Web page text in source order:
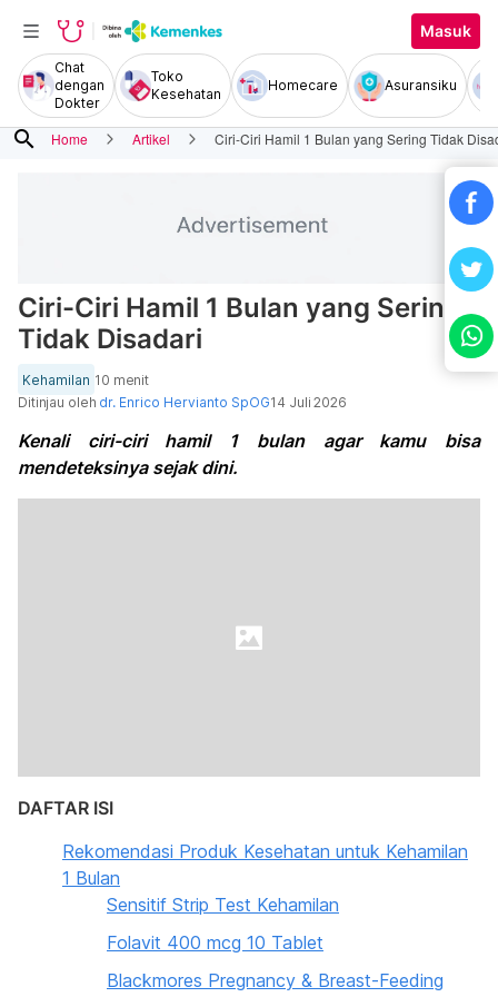
Masuk
Chat
dengan
Dokter
Toko
Kesehatan
Homecare Asuransiku
search Home Artikel Ciri-Ciri Hamil 1 Bulan yang Sering Tidak
Ciri-Ciri Hamil 1 Bulan yang Sering
Tidak Disadari
Kehamilan 10 menit
Ditinjau oleh dr. Enrico Hervianto SpOG14 Juli 2026
Kenali ciri-ciri hamil 1 bulan agar kamu bisa
mendeteksinya sejak dini.
DAFTAR ISI
Rekomendasi Produk Kesehatan untuk Kehamilan
1 Bulan
Sensitif Strip Test Kehamilan
Folavit 400 mcg 10 Tablet
Blackmores Pregnancy & Breast-Feeding